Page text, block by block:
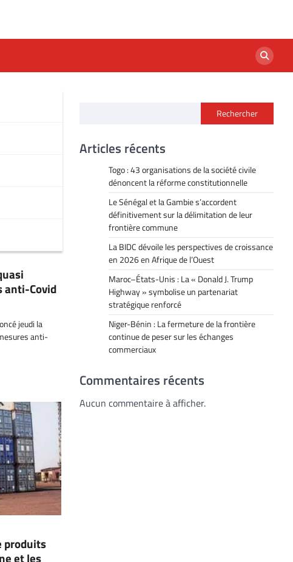
anti-Covid
jeudi la
anti-
produits
et les
Rechercher
Articles récents
Togo : 43 organisations de la société civile
dénoncent la réforme constitutionnelle
Le Sénégal et la Gambie s’accordent
définitivement sur la délimitation de leur
frontière commune
La BIDC dévoile les perspectives de croissance
en 2026 en Afrique de l’Ouest
Maroc–États-Unis : La « Donald J. Trump
Highway » symbolise un partenariat
stratégique renforcé
Niger-Bénin : La fermeture de la frontière
continue de peser sur les échanges
commerciaux
Commentaires récents
Aucun commentaire à afficher.